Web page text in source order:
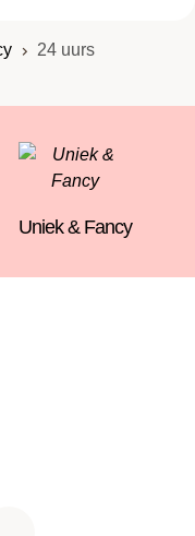
houden.
24 uurs
Uniek & Fancy